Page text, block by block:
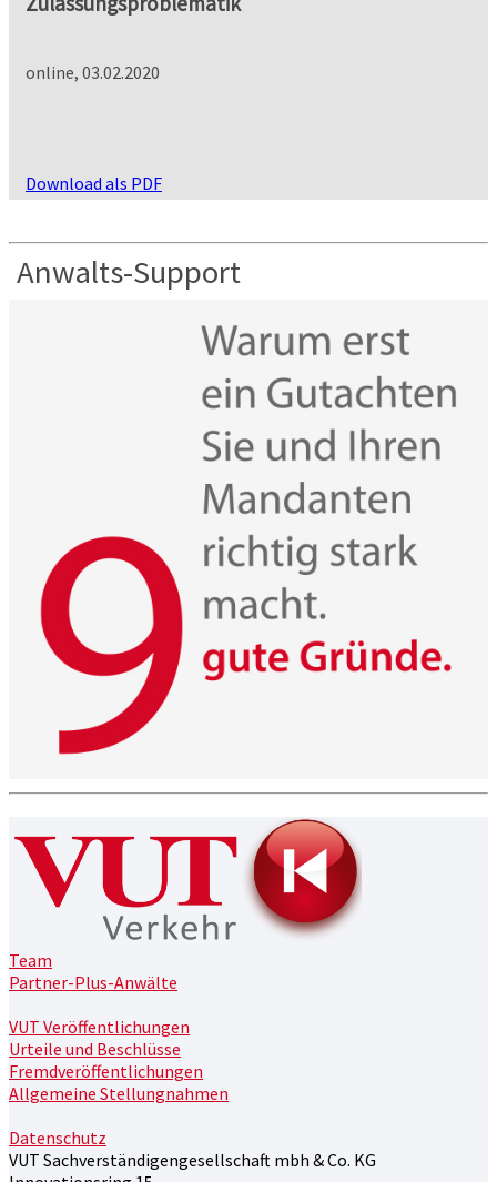
online, 03.02.2020
Download als PDF
Anwalts-Support
Team
Partner-Plus-Anwälte
VUT Veröffentlichungen
Urteile und Beschlüsse
Fremdveröffentlichungen
Allgemeine Stellungnahmen
Datenschutz
VUT Sachverständigengesellschaft mbh & Co. KG